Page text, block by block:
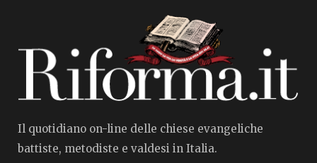
Il quotidiano on-line delle chiese evangeliche
battiste, metodiste e valdesi in Italia.